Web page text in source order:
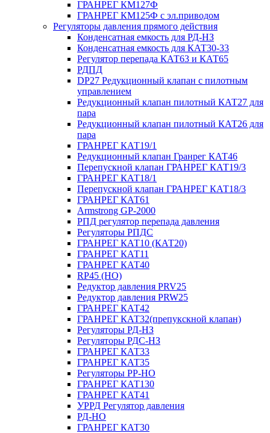
ГРАНРЕГ КМ127Ф
ГРАНРЕГ КМ125Ф с эл.приводом
Регуляторы давления прямого действия
Конденсатная емкость для РД-НЗ
Конденсатная емкость для КАТ30-33
Регулятор перепада КАТ63 и КАТ65
РДПД
DP27 Редукционный клапан с пилотным
управлением
Редукционный клапан пилотный КАТ27 для
пара
Редукционный клапан пилотный КАТ26 для
пара
ГРАНРЕГ КАТ19/1
Редукционный клапан Гранрег КАТ46
Перепускной клапан ГРАНРЕГ КАТ19/3
ГРАНРЕГ КАТ18/1
Перепускной клапан ГРАНРЕГ КАТ18/3
ГРАНРЕГ КАТ61
Armstrong GP-2000
РПД регулятор перепада давления
Регуляторы РПДС
ГРАНРЕГ КАТ10 (КАТ20)
ГРАНРЕГ КАТ11
ГРАНРЕГ КАТ40
RP45 (НО)
Редуктор давления PRV25
Редуктор давления PRW25
ГРАНРЕГ КАТ42
ГРАНРЕГ КАТ32(препукскной клапан)
Регуляторы РД-НЗ
Регуляторы РДС-НЗ
ГРАНРЕГ КАТ33
ГРАНРЕГ КАТ35
Регуляторы РР-НО
ГРАНРЕГ КАТ130
ГРАНРЕГ КАТ41
УРРД Регулятор давления
РД-НО
ГРАНРЕГ КАТ30